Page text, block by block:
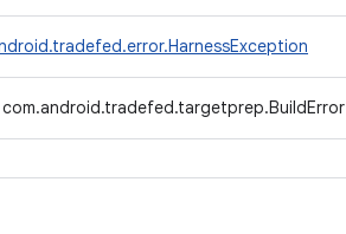
com.android.tradefed.targetprep.BuildError